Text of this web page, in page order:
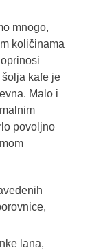
mnogo,
količinama
kafe je
Malo i
povoljno
lana,